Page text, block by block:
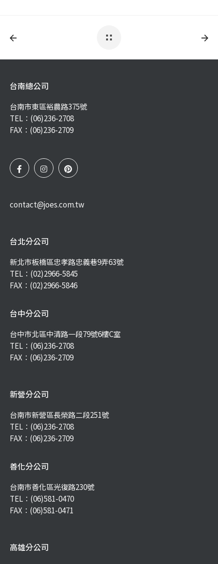
台南總公司
台南市東區裕農路375號
TEL： (06)236-2708
FAX：(06)236-2709
contact@joes.com.tw
台北分公司
新北市板橋區忠孝路忠義巷9弄63號
TEL： (02)2966-5845
FAX：(02)2966-5846
台中分公司
台中市北區中清路一段79號6樓C室
TEL： (06)236-2708
FAX：(06)236-2709
新營分公司
台南市新營區長榮路二段251號
TEL： (06)236-2708
FAX：(06)236-2709
善化分公司
台南市善化區光復路230號
TEL： (06)581-0470
FAX：(06)581-0471
高雄分公司